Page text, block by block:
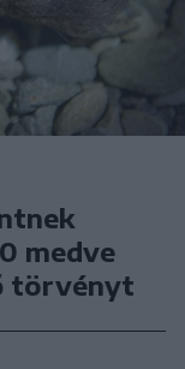
medve
törvényt